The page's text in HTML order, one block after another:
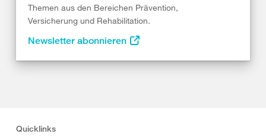
Themen aus den Bereichen Prävention,
Versicherung und Rehabilitation.
Newsletter abonnieren
Quicklinks